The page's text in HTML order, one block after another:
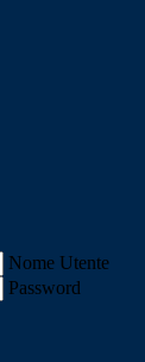
Nome Utente
Password